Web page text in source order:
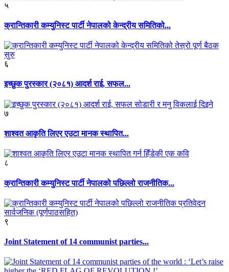
५
क्रान्तिकारी कम्युनिस्ट पार्टी नेपालको केन्द्रीय समितिको...
६
इच्छुक पुरस्कार (२०८१) आदर्श राई, सफल...
७
शाश्वत आकृति लिएर एउटा मानक स्थापित...
८
क्रान्तिकारी कम्युनिस्ट पार्टी नेपालको पछिल्लो राजनीतिक...
९
Joint Statement of 14 communist parties...